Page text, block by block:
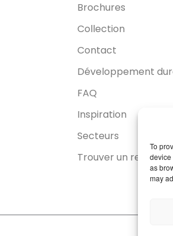
To
device
as
may
Brochures
Collection
Contact
Développement
FAQ
Inspiration
Secteurs
Trouver un